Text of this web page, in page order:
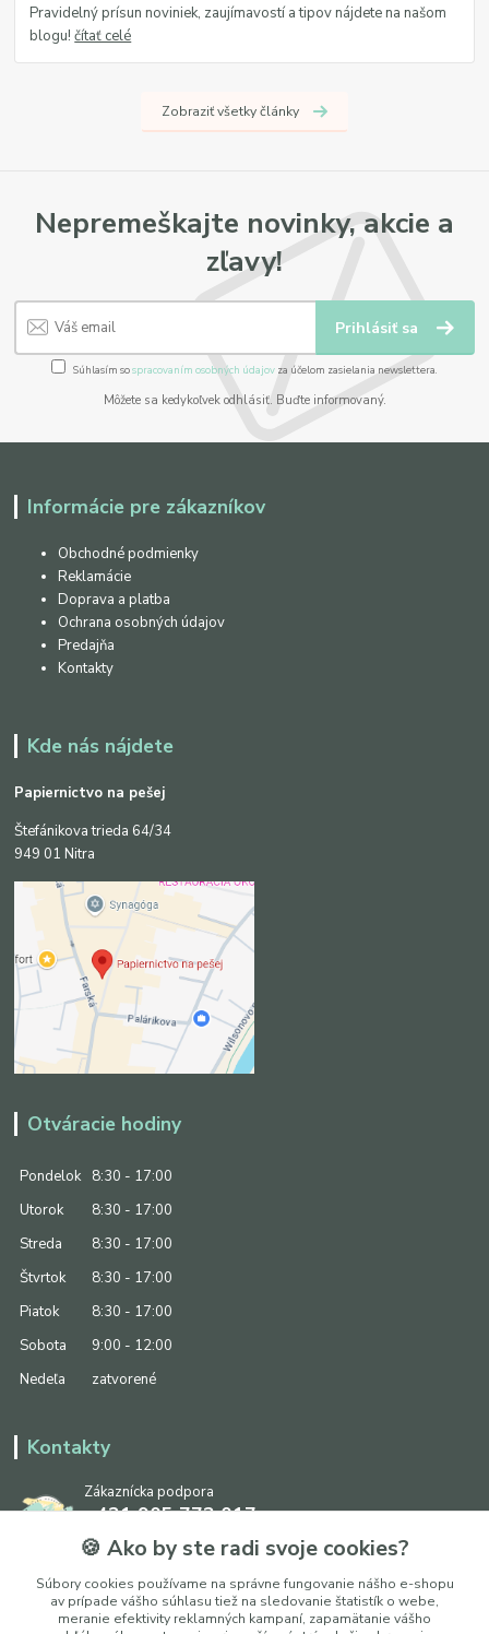
Pravidelný prísun noviniek, zaujímavostí a tipov nájdete na našom
blogu!čítať celé
Zobraziť všetky články
Nepremeškajte novinky, akcie a
zľavy!
Prihlásiť sa
Súhlasím sospracovaním osobných údajov za účelom zasielania newslettera.
Môžete sa kedykoľvek odhlásiť. Buďte informovaný.
Informácie pre zákazníkov
Obchodné podmienky
Reklamácie
Doprava a platba
Ochrana osobných údajov
Predajňa
Kontakty
Kde nás nájdete
Papiernictvo na pešej
Štefánikova trieda 64/34
949 01 Nitra
Otváracie hodiny
Pondelok
8:30 - 17:00
Utorok
8:30 - 17:00
Streda
8:30 - 17:00
Štvrtok
8:30 - 17:00
Piatok
8:30 - 17:00
Sobota
9:00 - 12:00
Nedeľa
zatvorené
Kontakty
Zákaznícka podpora
+421 905 773 017
(Po-Pia, 8:30 - 17:00, So: 9:00 - 12:00)
info@ipapier.sk
🍪 Ako by ste radi svoje cookies?
Súbory cookies používame na správne fungovanie nášho e-shopu
av prípade vášho súhlasu tiež na sledovanie štatistík o webe,
meranie efektivity reklamných kampaní, zapamätanie vášho